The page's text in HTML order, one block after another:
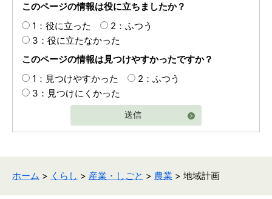
このページの情報は役に立ちましたか？
1：役に立った
2：ふつう
3：役に立たなかった
このページの情報は見つけやすかったですか？
1：見つけやすかった
2：ふつう
3：見つけにくかった
送信
ホーム > くらし > 産業・しごと > 農業 > 地域計画